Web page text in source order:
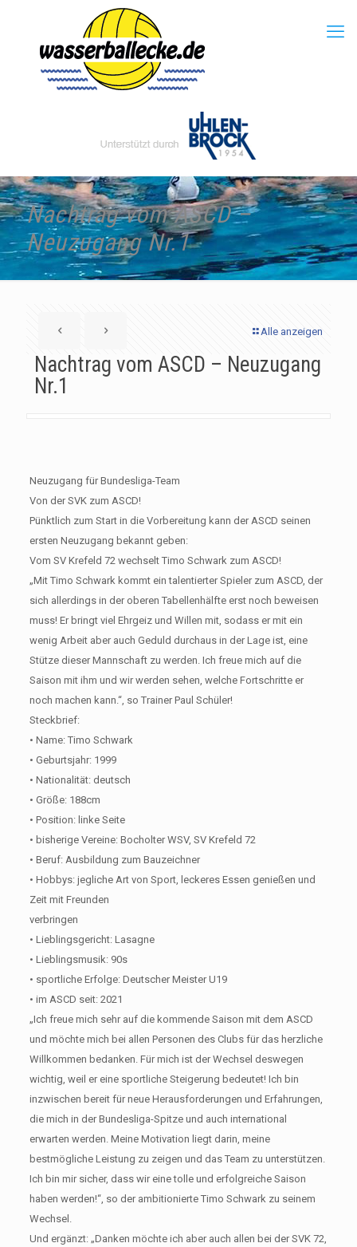
Nachtrag vom ASCD –
Neuzugang Nr.1
Alle anzeigen
Nachtrag vom ASCD – Neuzugang
Nr.1
Neuzugang für Bundesliga-Team
Von der SVK zum ASCD!
Pünktlich zum Start in die Vorbereitung kann der ASCD seinen
ersten Neuzugang bekannt geben:
Vom SV Krefeld 72 wechselt Timo Schwark zum ASCD!
„Mit Timo Schwark kommt ein talentierter Spieler zum ASCD, der
sich allerdings in der oberen Tabellenhälfte erst noch beweisen
muss! Er bringt viel Ehrgeiz und Willen mit, sodass er mit ein
wenig Arbeit aber auch Geduld durchaus in der Lage ist, eine
Stütze dieser Mannschaft zu werden. Ich freue mich auf die
Saison mit ihm und wir werden sehen, welche Fortschritte er
noch machen kann.“, so Trainer Paul Schüler!
Steckbrief:
• Name: Timo Schwark
• Geburtsjahr: 1999
• Nationalität: deutsch
• Größe: 188cm
• Position: linke Seite
• bisherige Vereine: Bocholter WSV, SV Krefeld 72
• Beruf: Ausbildung zum Bauzeichner
• Hobbys: jegliche Art von Sport, leckeres Essen genießen und
Zeit mit Freunden
verbringen
• Lieblingsgericht: Lasagne
• Lieblingsmusik: 90s
• sportliche Erfolge: Deutscher Meister U19
• im ASCD seit: 2021
„Ich freue mich sehr auf die kommende Saison mit dem ASCD
und möchte mich bei allen Personen des Clubs für das herzliche
Willkommen bedanken. Für mich ist der Wechsel deswegen
wichtig, weil er eine sportliche Steigerung bedeutet! Ich bin
inzwischen bereit für neue Herausforderungen und Erfahrungen,
die mich in der Bundesliga-Spitze und auch international
erwarten werden. Meine Motivation liegt darin, meine
bestmögliche Leistung zu zeigen und das Team zu unterstützen.
Ich bin mir sicher, dass wir eine tolle und erfolgreiche Saison
haben werden!“, so der ambitionierte Timo Schwark zu seinem
Wechsel.
Und ergänzt: „Danken möchte ich aber auch allen bei der SVK 72,